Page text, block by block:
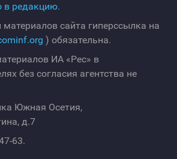
в редакцию.
сайта гиперссылка на
) обязательна.
ИА «Рес» в
без согласия агентства не
Южная Осетия,
д.7
63.